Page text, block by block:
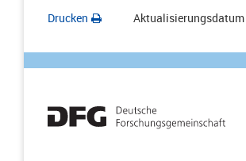
Drucken Aktualisierungsdatum